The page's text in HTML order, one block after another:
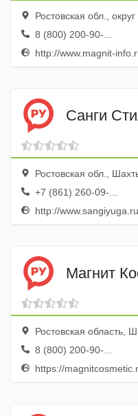
Ростовская обл.,
8 (800) 200-90-...
http://www.magnit-
Санги
Ростовская обл.,
+7 (861) 260-09-...
http://www.sangiyuga.ru
Магнит
Ростовская область,
8 (800) 200-90-...
https://